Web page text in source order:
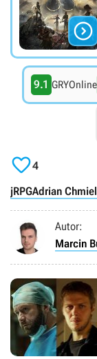

9.1 GRYOnline
4
jRPGAdrian
Autor:
Marcin